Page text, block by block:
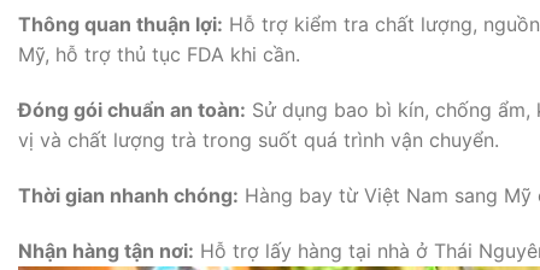
Thông quan thuận lợi: Hỗ trợ kiểm tra chất lượng,
Mỹ, hỗ trợ thủ tục FDA khi cần.
Đóng gói chuẩn an toàn: Sử dụng bao bì kín, chống
vị và chất lượng trà trong suốt quá trình vận chuyển.
Thời gian nhanh chóng: Hàng bay từ Việt Nam sang
Nhận hàng tận nơi: Hỗ trợ lấy hàng tại nhà ở Thái